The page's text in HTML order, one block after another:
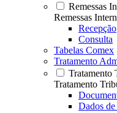
Remessas
Remessas
Recepção
Consulta
Tabelas Comex
Tratamento
Tratamento
Tratamento
Dados